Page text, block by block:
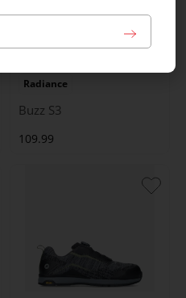
Radiance
Buzz S3
109.99